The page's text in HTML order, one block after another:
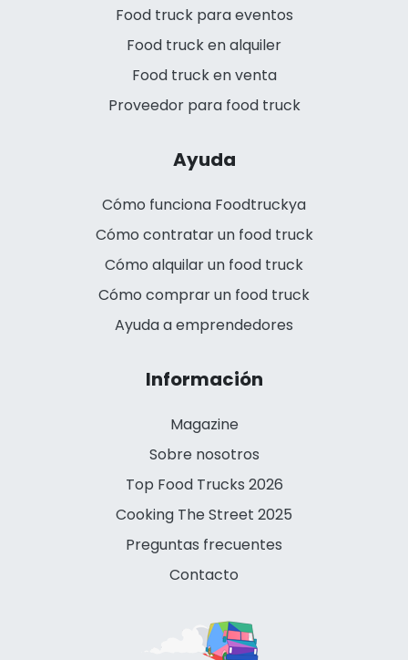
Food truck para eventos
Food truck en alquiler
Food truck en venta
Proveedor para food truck
Ayuda
Cómo funciona Foodtruckya
Cómo contratar un food truck
Cómo alquilar un food truck
Cómo comprar un food truck
Ayuda a emprendedores
Información
Magazine
Sobre nosotros
Top Food Trucks 2026
Cooking The Street 2025
Preguntas frecuentes
Contacto